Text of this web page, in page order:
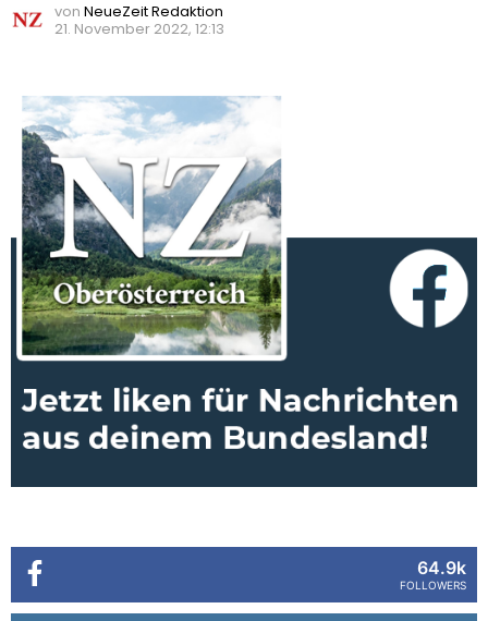
von NeueZeit Redaktion
21. November 2022, 12:13
64.9k
FOLLOWERS